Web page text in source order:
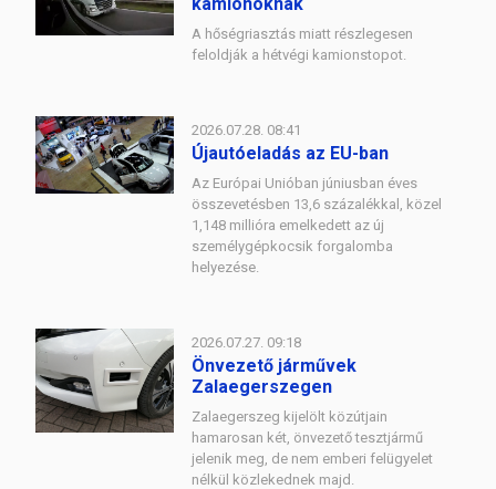
A hőségriasztás miatt részlegesen
feloldják a hétvégi kamionstopot.
2026.07.28. 08:41
Újautóeladás az EU-ban
Az Európai Unióban júniusban éves
összevetésben 13,6 százalékkal, közel
1,148 millióra emelkedett az új
személygépkocsik forgalomba
helyezése.
2026.07.27. 09:18
Önvezető járművek
Zalaegerszegen
Zalaegerszeg kijelölt közútjain
hamarosan két, önvezető tesztjármű
jelenik meg, de nem emberi felügyelet
nélkül közlekednek majd.